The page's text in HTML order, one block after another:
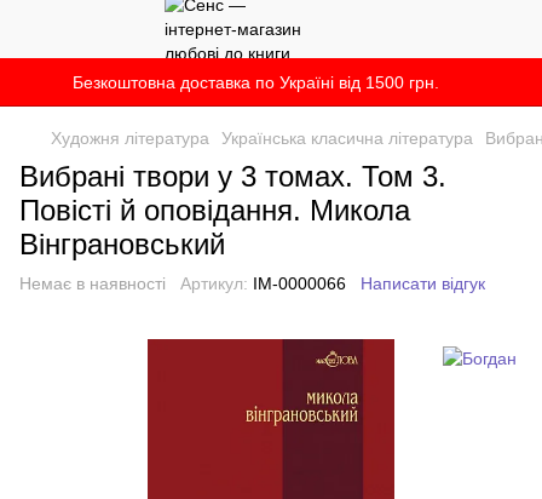
Безкоштовна доставка по Україні від 1500 грн.
Художня література Українська класична література
Вибрані твори у 3 томах. Том 3.
Повісті й оповідання. Микола
Вінграновський
Немає в наявності Артикул: IM-0000066 Написати відгук